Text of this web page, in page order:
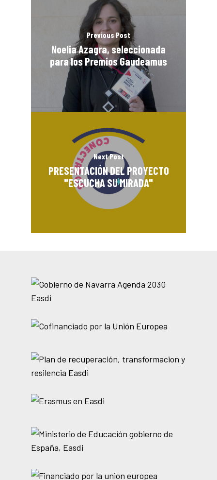
Previous Post
Noelia Azagra, seleccionada
para los Premios Gaudeamus
Next Post
PRESENTACIÓN DEL PROYECTO
"ESCUCHA SU MIRADA"